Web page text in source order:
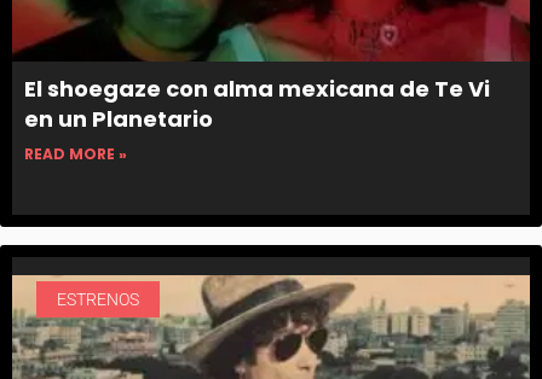
El shoegaze con alma mexicana de Te Vi
en un Planetario
READ MORE »
ESTRENOS